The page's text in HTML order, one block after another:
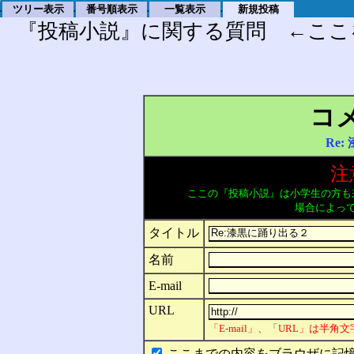
. ツリー表示 . 番号順表示 . 一覧表示 . 新規投稿
『投稿小説』に関する質問 ←こ
コ
Re:
注
ここの『投稿小説』は小学生の方
場合によっ
タイトル
名前
E-mail
URL
「E-mail」、「URL」は半角